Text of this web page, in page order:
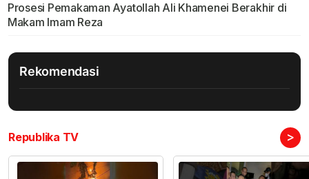
Prosesi Pemakaman Ayatollah Ali Khamenei Berakhir di
Makam Imam Reza
Rekomendasi
Republika TV >